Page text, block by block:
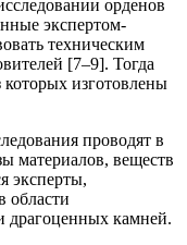
орденов
экспертом-
техническим
[7–9]. Тогда
которых изготовлены
проводят в
материалов, веществ
эксперты,
области
драгоценных камней.